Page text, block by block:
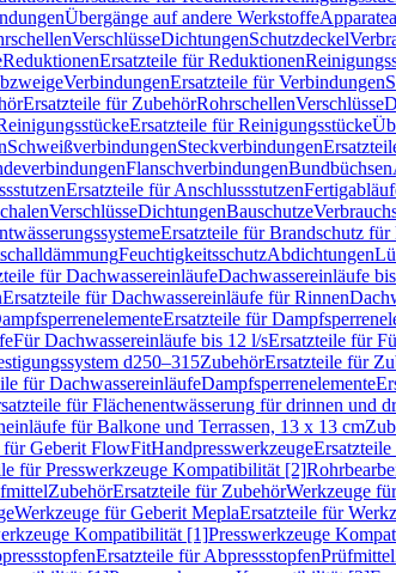
Übergänge auf andere Werkstoffe
VerschlüsseDichtungenSchutzdeckel
ReduktionenErsatzteile für Reduktionen
VerbindungenErsatzteile für Verbindungen
Ersatzteile für ZubehörRohrschellenVerschlüsse
Ersatzteile für Reinigungsstücke
SchweißverbindungenSteckverbindungen
FlanschverbindungenBundbüchsen
Ersatzteile für Anschlussstutzen
VerschlüsseDichtungenBauschutze
Ersatzteile für Brandschutz für
FeuchtigkeitsschutzAbdichtungen
für DachwassereinläufeDachwassereinläufe
Ersatzteile für Dachwassereinläufe für Rinnen
Ersatzteile für
Für Dachwassereinläufe bis 12 l/sErsatzteile für
d250–315ZubehörErsatzteile für
für DachwassereinläufeDampfsperrenelemente
für Flächenentwässerung für drinnen und
für Balkone und Terrassen, 13 x 13 cm
für Geberit FlowFitHandpresswerkzeuge
für Presswerkzeuge Kompatibilität [2]
ZubehörErsatzteile für ZubehörWerkzeuge
Werkzeuge für Geberit MeplaErsatzteile für
Kompatibilität [1]Presswerkzeuge
Ersatzteile für AbpressstopfenPrüfmittel